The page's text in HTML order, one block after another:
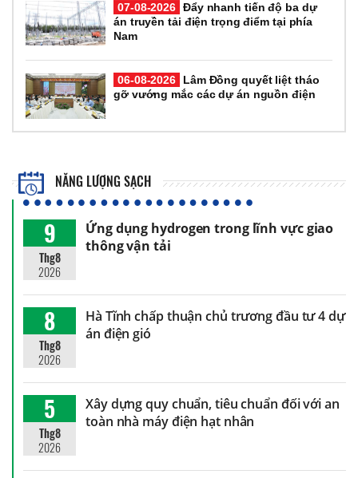
07-08-2026 Đẩy nhanh tiến độ ba dự
án truyền tải điện trọng điểm tại phía
Nam
06-08-2026
Lâm Đồng quyết liệt tháo
gỡ vướng mắc các dự án nguồn điện
NĂNG LƯỢNG SẠCH
9
Thg8
2026
Ứng dụng hydrogen trong lĩnh vực giao
thông vận tải
8
Thg8
2026
Hà Tĩnh chấp thuận chủ trương đầu tư 4 dự
án điện gió
5
Thg8
2026
Xây dựng quy chuẩn, tiêu chuẩn đối với an
toàn nhà máy điện hạt nhân